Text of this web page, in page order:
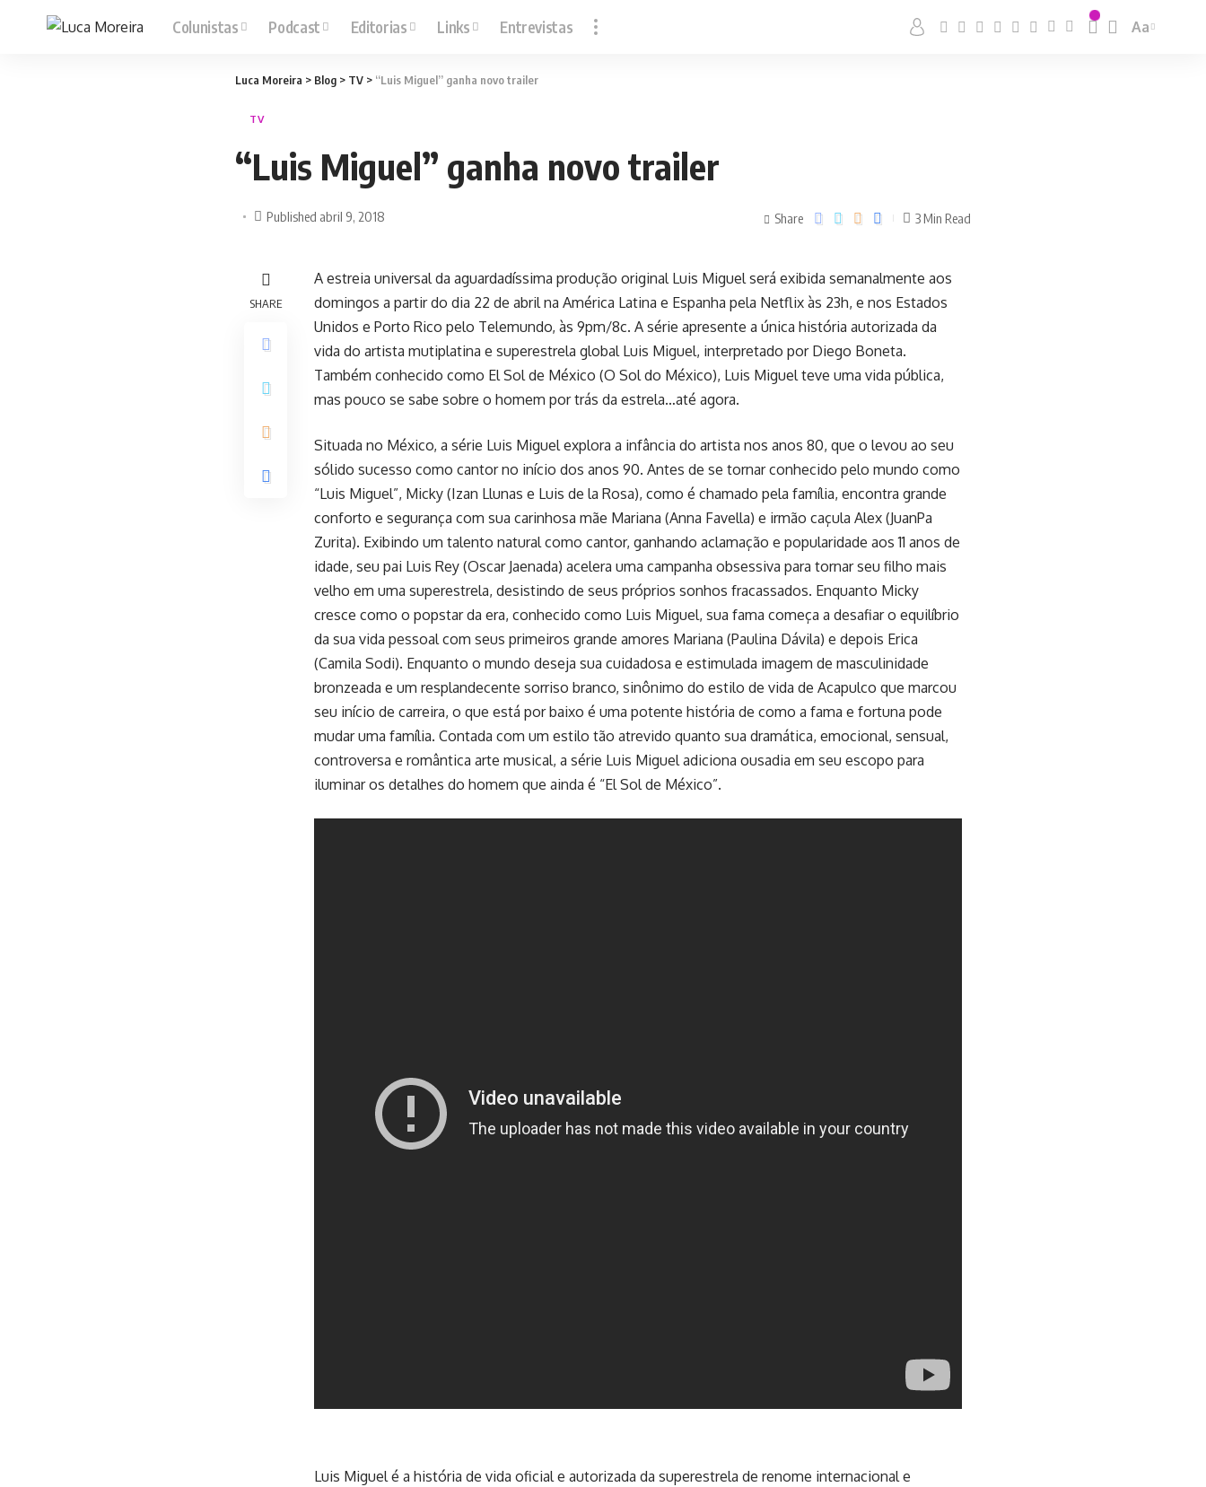
Colunistas Podcast Editorias Links Entrevistas Aa
Luca Moreira > Blog > TV > “Luis Miguel” ganha novo trailer
TV
“Luis Miguel” ganha novo trailer
Published abril 9, 2018 Share 3 Min Read
SHARE
A estreia universal da aguardadíssima produção original Luis Miguel será exibida semanalmente aos
domingos a partir do dia 22 de abril na América Latina e Espanha pela Netflix às 23h, e nos Estados
Unidos e Porto Rico pelo Telemundo, às 9pm/8c. A série apresente a única história autorizada da
vida do artista mutiplatina e superestrela global Luis Miguel, interpretado por Diego Boneta.
Também conhecido como El Sol de México (O Sol do México), Luis Miguel teve uma vida pública,
mas pouco se sabe sobre o homem por trás da estrela…até agora.
Situada no México, a série Luis Miguel explora a infância do artista nos anos 80, que o levou ao seu
sólido sucesso como cantor no início dos anos 90. Antes de se tornar conhecido pelo mundo como
“Luis Miguel”, Micky (Izan Llunas e Luis de la Rosa), como é chamado pela família, encontra grande
conforto e segurança com sua carinhosa mãe Mariana (Anna Favella) e irmão caçula Alex (JuanPa
Zurita). Exibindo um talento natural como cantor, ganhando aclamação e popularidade aos 11 anos de
idade, seu pai Luis Rey (Oscar Jaenada) acelera uma campanha obsessiva para tornar seu filho mais
velho em uma superestrela, desistindo de seus próprios sonhos fracassados. Enquanto Micky
cresce como o popstar da era, conhecido como Luis Miguel, sua fama começa a desafiar o equilíbrio
da sua vida pessoal com seus primeiros grande amores Mariana (Paulina Dávila) e depois Erica
(Camila Sodi). Enquanto o mundo deseja sua cuidadosa e estimulada imagem de masculinidade
bronzeada e um resplandecente sorriso branco, sinônimo do estilo de vida de Acapulco que marcou
seu início de carreira, o que está por baixo é uma potente história de como a fama e fortuna pode
mudar uma família. Contada com um estilo tão atrevido quanto sua dramática, emocional, sensual,
controversa e romântica arte musical, a série Luis Miguel adiciona ousadia em seu escopo para
iluminar os detalhes do homem que ainda é “El Sol de México”.
Luis Miguel é a história de vida oficial e autorizada da superestrela de renome internacional e